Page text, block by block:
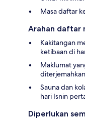
Masa daftar
Arahan daftar
Kakitangan
ketibaan di
Maklumat
Sauna dan
hari Isnin
Diperlukan